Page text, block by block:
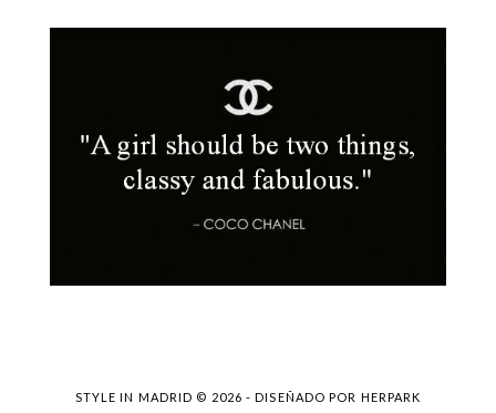
STYLE IN MADRID © 2026 - DISEÑADO POR HERPARK